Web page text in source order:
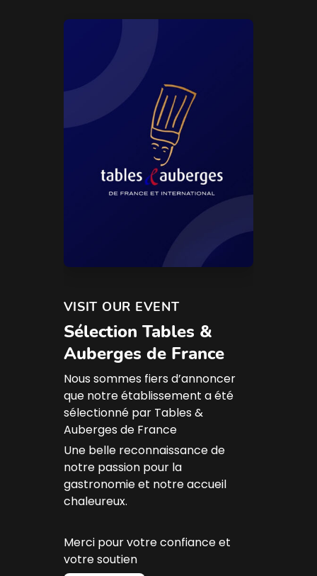
VISIT OUR EVENT
Sélection Tables &
Auberges de France
Nous sommes fiers d’annoncer
que notre établissement a été
sélectionné par Tables &
Auberges de France
Une belle reconnaissance de
notre passion pour la
gastronomie et notre accueil
chaleureux.
Merci pour votre confiance et
votre soutien